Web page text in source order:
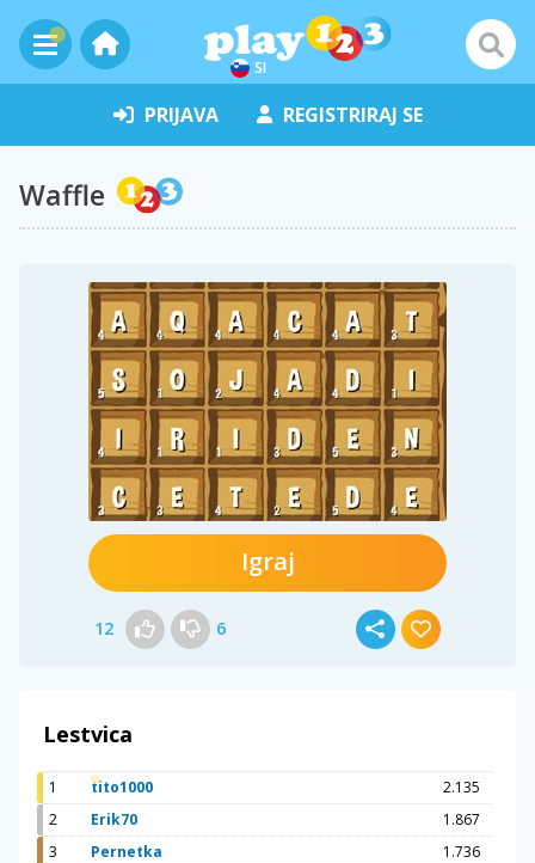
SI
PRIJAVA REGISTRIRAJ SE
Waffle
Igraj
12 6
Lestvica
1 tito1000
2.135
2
Erik70
1.867
3
Pernetka
1.736